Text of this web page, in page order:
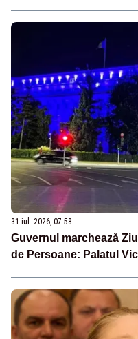
31 iul. 2026, 07:58
Guvernul marchează
de Persoane: Palatul